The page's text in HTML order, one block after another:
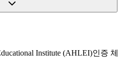
Institute (AHLEI)인증 체